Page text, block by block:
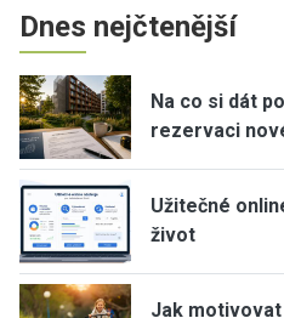
Dnes nejčtenější
Na co si dát
rezervaci
Užitečné
život
Jak